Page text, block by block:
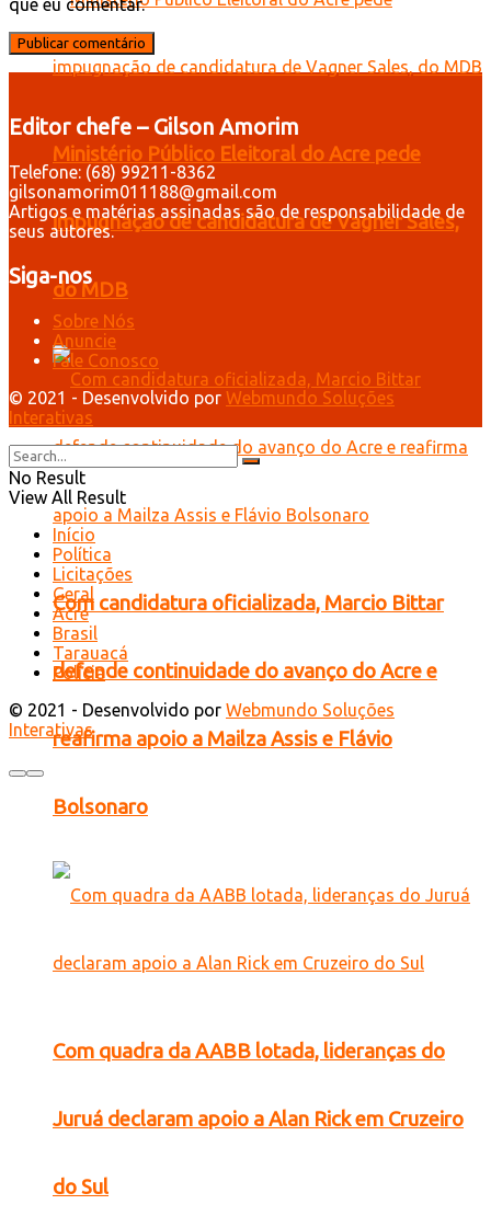
Ministério Público Eleitoral do Acre pede
impugnação de candidatura de Vagner Sales,
do MDB
Com candidatura oficializada, Marcio Bittar
defende continuidade do avanço do Acre e
reafirma apoio a Mailza Assis e Flávio
Bolsonaro
Com quadra da AABB lotada, lideranças do
Juruá declaram apoio a Alan Rick em Cruzeiro
do Sul
Editor chefe – Gilson Amorim
Telefone: (68) 99211-8362
gilsonamorim011188@gmail.com
Artigos e matérias assinadas são de responsabilidade de
seus autores.
Siga-nos
Sobre Nós
Anuncie
Fale Conosco
© 2021 - Desenvolvido por Webmundo Soluções
Interativas
No Result
View All Result
Início
Política
Licitações
Geral
Acre
Brasil
Tarauacá
Polícia
© 2021 - Desenvolvido por Webmundo Soluções
Interativas